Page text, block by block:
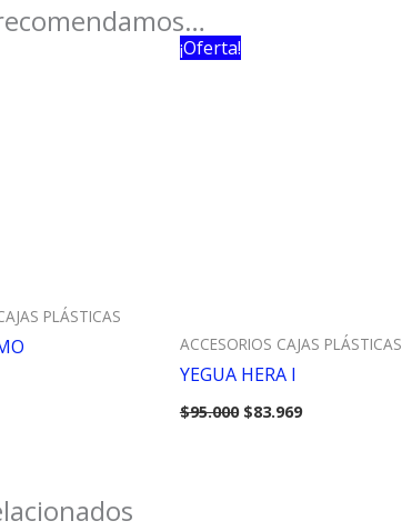
PLÁSTICAS
¡Oferta!
ACCESORIOS CAJAS PLÁSTICAS
YEGUA HERA I
$95.000 El
precio
$83.969El